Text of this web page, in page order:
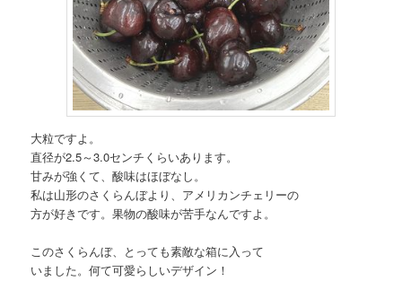
大粒ですよ。
直径が2.5～3.0センチくらいあります。
甘みが強くて、酸味はほぼなし。
私は山形のさくらんぼより、アメリカンチェリーの
方が好きです。果物の酸味が苦手なんですよ。
このさくらんぼ、とっても素敵な箱に入って
いました。何て可愛らしいデザイン！